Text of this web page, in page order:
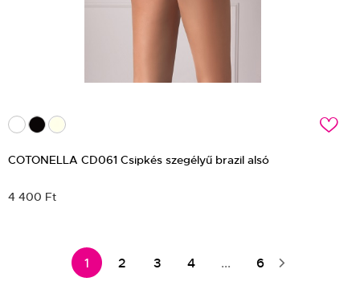
c
COTONELLA CD061 Csipkés szegélyű brazil alsó
4 400 Ft
1 2 3 4 ... 6